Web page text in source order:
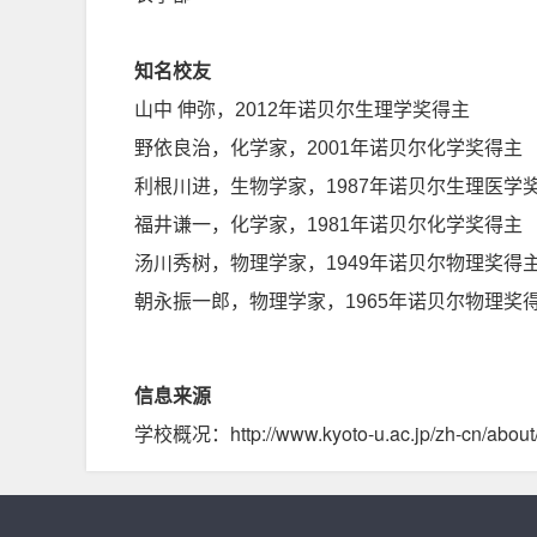
知名校友
山中 伸弥，2012年诺贝尔生理学奖得主
野依良治，化学家，2001年诺贝尔化学奖得主
利根川进，生物学家，1987年诺贝尔生理医学
福井谦一，化学家，1981年诺贝尔化学奖得主
汤川秀树，物理学家，1949年诺贝尔物理奖得
朝永振一郎，物理学家，1965年诺贝尔物理奖
信息来源
学校概况：http://www.kyoto-u.ac.jp/zh-cn/